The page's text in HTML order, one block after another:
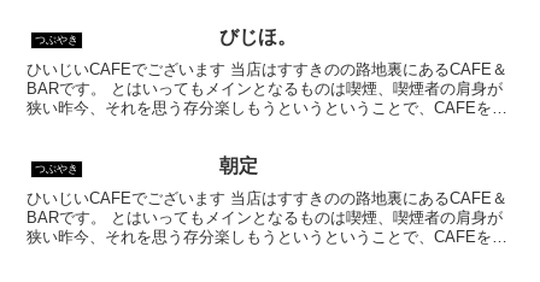
つぶやき びじほ。
ひいじいCAFEでございます 当店はすすきのの路地裏にあるCAFE＆
BARです。 とはいってもメインとなるものは喫煙、喫煙者の肩身が
狭い昨今、それを思う存分楽しもうというということで、CAFEを名
つぶやき 朝定
ひいじいCAFEでございます 当店はすすきのの路地裏にあるCAFE＆
BARです。 とはいってもメインとなるものは喫煙、喫煙者の肩身が
狭い昨今、それを思う存分楽しもうというということで、CAFEを名